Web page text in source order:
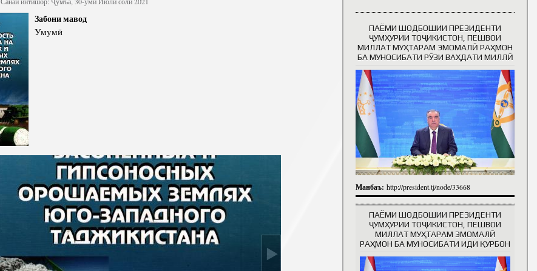
Забони мавод
Умумӣ
ПАЁМИ ШОДБОШИИ ПРЕЗИДЕНТИ
ҶУМҲУРИИ ТОҶИКИСТОН, ПЕШВОИ
МИЛЛАТ МУҲТАРАМ ЭМОМАЛӢ РАҲМОН
БА МУНОСИБАТИ РӮЗИ ВАҲДАТИ МИЛЛӢ
Манбаъ: http://president.tj/node/33668
ПАЁМИ ШОДБОШИИ ПРЕЗИДЕНТИ
ҶУМҲУРИИ ТОҶИКИСТОН, ПЕШВОИ
МИЛЛАТ МУҲТАРАМ ЭМОМАЛӢ
РАҲМОН БА МУНОСИБАТИ ИДИ ҚУРБОН